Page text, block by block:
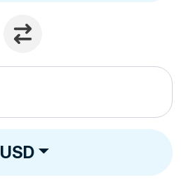
USD